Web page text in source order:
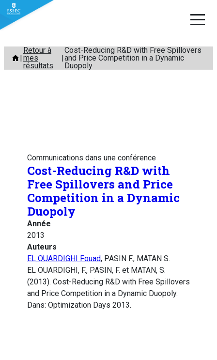
Aller
contenu
Retour à
mes
résultats
Cost-Reducing R&D with Free Spillovers
and Price Competition in a Dynamic
Duopoly
Communications dans une conférence
Cost-Reducing R&D with
Free Spillovers and Price
Competition in a Dynamic
Duopoly
Année
2013
Auteurs
EL OUARDIGHI Fouad, PASIN F., MATAN S.
EL OUARDIGHI, F., PASIN, F. et MATAN, S.
(2013). Cost-Reducing R&D with Free Spillovers
and Price Competition in a Dynamic Duopoly.
Dans: Optimization Days 2013.